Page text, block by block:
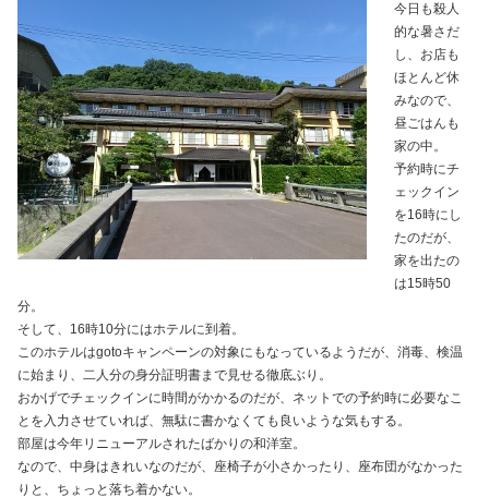
今日も殺人
的な暑さだ
し、お店も
ほとんど休
みなので、
昼ごはんも
家の中。
予約時にチ
ェックイン
を16時にし
たのだが、
家を出たの
は15時50
分。
そして、16時10分にはホテルに到着。
このホテルはgotoキャンペーンの対象にもなっているようだが、消毒、検温
に始まり、二人分の身分証明書まで見せる徹底ぶり。
おかげでチェックインに時間がかかるのだが、ネットでの予約時に必要なこ
とを入力させていれば、無駄に書かなくても良いような気もする。
部屋は今年リニューアルされたばかりの和洋室。
なので、中身はきれいなのだが、座椅子が小さかったり、座布団がなかった
りと、ちょっと落ち着かない。